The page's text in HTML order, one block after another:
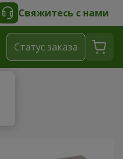
Свяжитесь с нами
Cтатус заказа